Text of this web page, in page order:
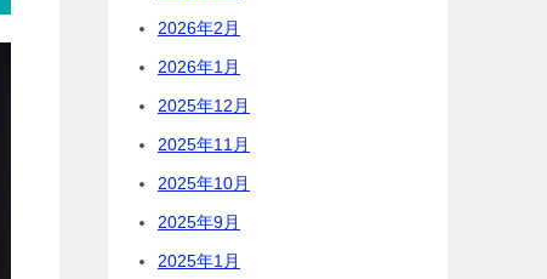
2026年2月
2026年1月
2025年12月
2025年11月
2025年10月
2025年9月
2025年1月